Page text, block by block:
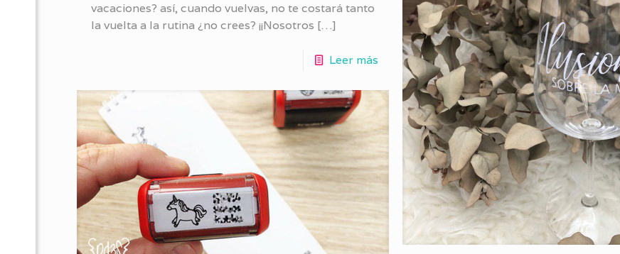
vacaciones? así, cuando vuelvas, no te costará tanto
la vuelta a la rutina ¿no crees? ¡¡Nosotros […]
Leer más